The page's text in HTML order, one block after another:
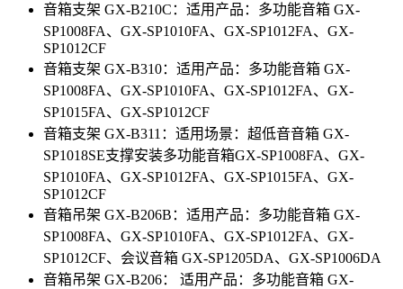
音箱支架 GX-B210C：适用产品：多功能音箱 GX-
SP1008FA、GX-SP1010FA、GX-SP1012FA、GX-
SP1012CF
音箱支架 GX-B310：适用产品：多功能音箱 GX-
SP1008FA、GX-SP1010FA、GX-SP1012FA、GX-
SP1015FA、GX-SP1012CF
音箱支架 GX-B311：适用场景：超低音音箱 GX-
SP1018SE支撑安装多功能音箱GX-SP1008FA、GX-
SP1010FA、GX-SP1012FA、GX-SP1015FA、GX-
SP1012CF
音箱吊架 GX-B206B：适用产品：多功能音箱 GX-
SP1008FA、GX-SP1010FA、GX-SP1012FA、GX-
SP1012CF、会议音箱 GX-SP1205DA、GX-SP1006DA
音箱吊架 GX-B206： 适用产品：多功能音箱 GX-